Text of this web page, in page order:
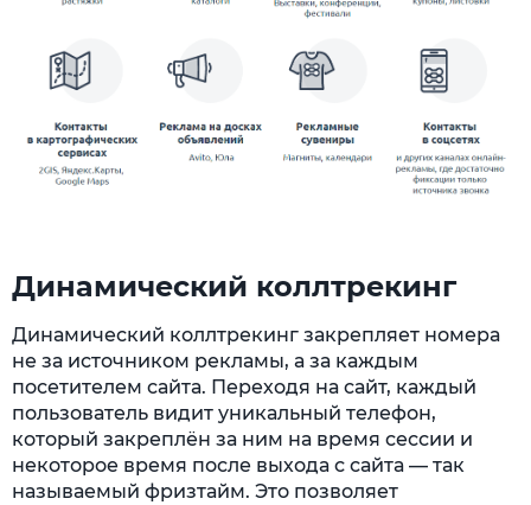
Динамический коллтрекинг
Динамический коллтрекинг закрепляет номера
не за источником рекламы, а за каждым
посетителем сайта. Переходя на сайт, каждый
пользователь видит уникальный телефон,
который закреплён за ним на время сессии и
некоторое время после выхода с сайта — так
называемый фризтайм. Это позволяет